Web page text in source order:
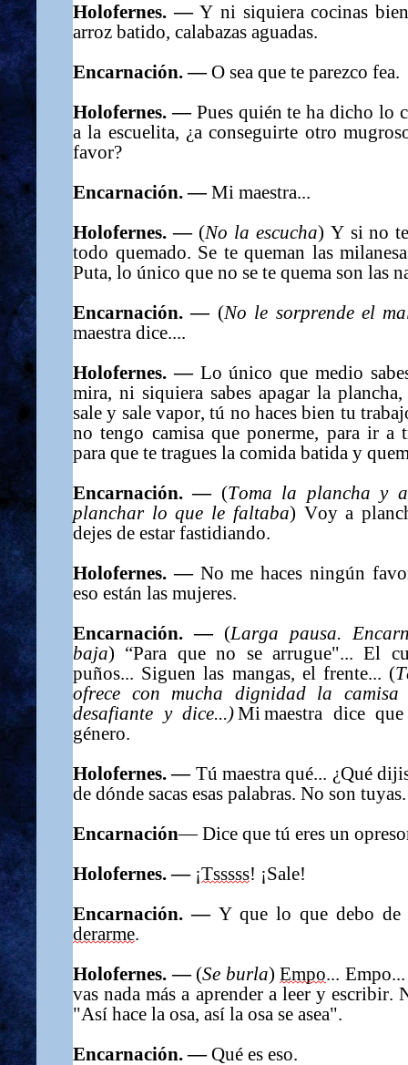
Holofernes. —Y ni siquiera cocinas
arroz batido, calabazas aguadas.
Encarnación. —O sea que te parezco fea.
Holofernes. — Pues quién te ha dicho lo
a la escuelita, ¿a conseguirte otro
favor?
Encarnación. —Mi maestra...
Holofernes. — (No la escucha) Y si no
todo quemado. Se te queman las
Puta, lo único que no se te quema son las
Encarnación. — (No le sorprende el
maestra dice....
Holofernes. — Lo único que medio
mira, ni siquiera sabes apagar la
sale y sale vapor, tú no haces bien tu
no tengo camisa que ponerme, para ir a
para que te tragues la comida batida y
Encarnación. — (Toma la plancha y
planchar lo que le faltaba) Voy a
dejes de estar fastidiando.
Holofernes. — No me haces ningún
eso están las mujeres.
Encarnación. — (Larga pausa.
baja) “Para que no se arrugue"... El
puños... Siguen las mangas, el frente... (
ofrece con mucha dignidad la
desafiante y dice...)Mi maestra dice
género.
Holofernes. — Tú maestra qué... ¿Qué
de dónde sacas esas palabras. No son tuyas.
Encarnación—Dice que tú eres un
Holofernes. — ¡Tsssss! ¡Sale!
Encarnación. — Y que lo que debo de
derarme.
Holofernes. — (Se burla)Empo...
vas nada más a aprender a leer y escribir.
"Así hace la osa, así la osa se asea".
Encarnación. —Qué es eso.